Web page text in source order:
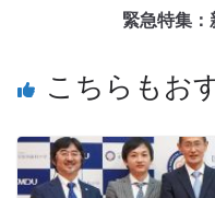
緊急特集
こちらもお